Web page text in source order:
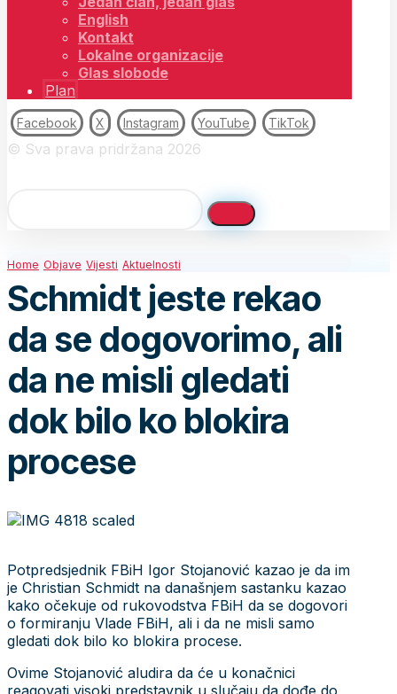
English
Kontakt
Lokalne organizacije
Glas slobode
Plan
Facebook X Instagram YouTube TikTok
© Sva prava pridržana 2026
Home Objave Vijesti Aktuelnosti
Schmidt jeste rekao
da se dogovorimo, ali
da ne misli gledati
dok bilo ko blokira
procese
Potpredsjednik FBiH Igor Stojanović kazao je da im
je Christian Schmidt na današnjem sastanku kazao
kako očekuje od rukovodstva FBiH da se dogovori
o formiranju Vlade FBiH, ali i da ne misli samo
gledati dok bilo ko blokira procese.
Ovime Stojanović aludira da će u konačnici
reagovati visoki predstavnik u slučaju da dođe do